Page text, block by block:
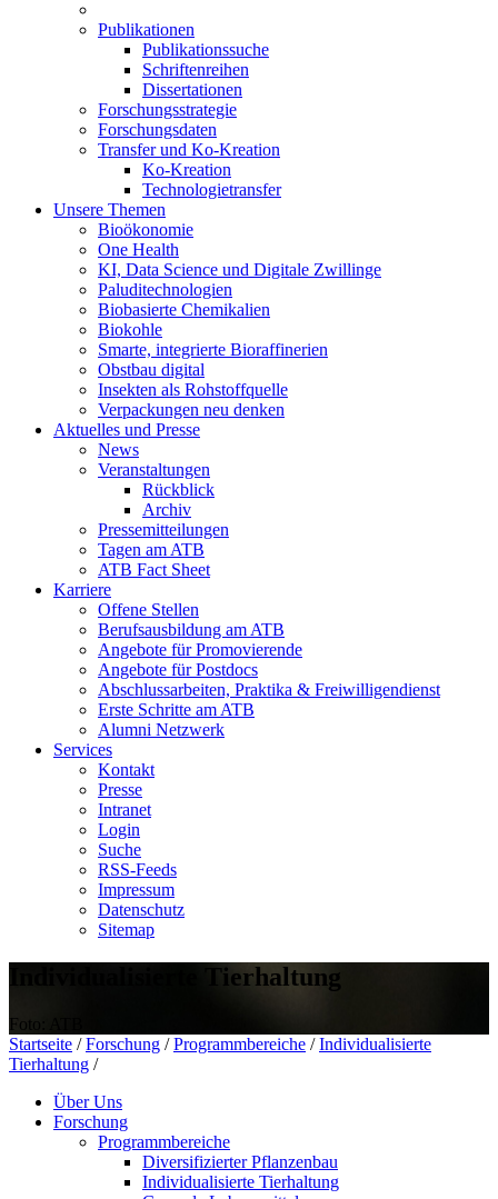
Publikationen
Publikationssuche
Schriftenreihen
Dissertationen
Forschungsstrategie
Forschungsdaten
Transfer und Ko-Kreation
Ko-Kreation
Technologietransfer
Unsere Themen
Bioökonomie
One Health
KI, Data Science und Digitale Zwillinge
Paluditechnologien
Biobasierte Chemikalien
Biokohle
Smarte, integrierte Bioraffinerien
Obstbau digital
Insekten als Rohstoffquelle
Verpackungen neu denken
Aktuelles und Presse
News
Veranstaltungen
Rückblick
Archiv
Pressemitteilungen
Tagen am ATB
ATB Fact Sheet
Karriere
Offene Stellen
Berufsausbildung am ATB
Angebote für Promovierende
Angebote für Postdocs
Abschlussarbeiten, Praktika & Freiwilligendienst
Erste Schritte am ATB
Alumni Netzwerk
Services
Kontakt
Presse
Intranet
Login
Suche
RSS-Feeds
Impressum
Datenschutz
Sitemap
Individualisierte Tierhaltung
Foto: ATB
Startseite / Forschung / Programmbereiche / Individualisierte
Tierhaltung /
Über Uns
Forschung
Programmbereiche
Diversifizierter Pflanzenbau
Individualisierte Tierhaltung